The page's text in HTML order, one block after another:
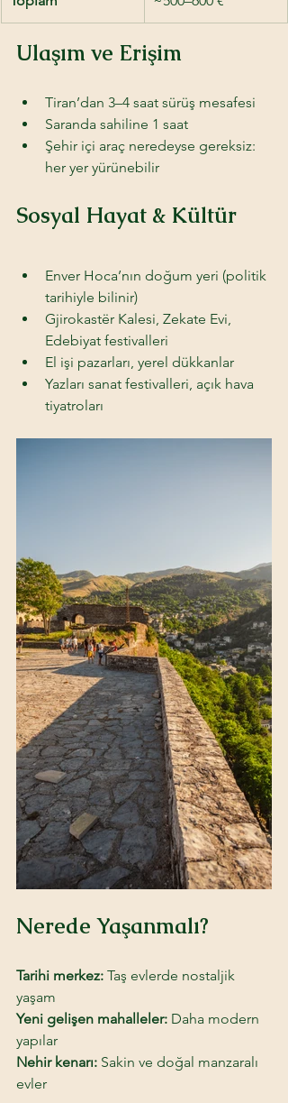
Ulaşım ve Erişim
Tiran’dan 3–4 saat sürüş mesafesi
Saranda sahiline 1 saat
Şehir içi araç neredeyse gereksiz:
her yer yürünebilir
Sosyal Hayat & Kültür
Enver Hoca’nın doğum yeri (politik
tarihiyle bilinir)
Gjirokastër Kalesi, Zekate Evi,
Edebiyat festivalleri
El işi pazarları, yerel dükkanlar
Yazları sanat festivalleri, açık hava
tiyatroları
Nerede Yaşanmalı?
Tarihi merkez: Taş evlerde nostaljik
yaşam
Yeni gelişen mahalleler: Daha modern
yapılar
Nehir kenarı: Sakin ve doğal manzaralı
evler